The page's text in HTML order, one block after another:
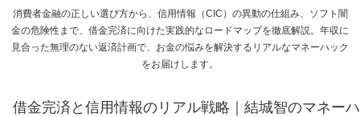
消費者金融の正しい選び方から、信用情報（CIC）の異動の仕組み、ソフト闇
金の危険性まで、借金完済に向けた実践的なロードマップを徹底解説。年収に
見合った無理のない返済計画で、お金の悩みを解決するリアルなマネーハック
をお届けします。
借金完済と信用情報のリアル戦略｜結城智のマネーハ